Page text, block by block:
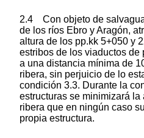
2.4 Con objeto de
de los ríos Ebro y Aragón,
altura de los pp.kk 5+050 y
estribos de los viaductos de
a una distancia mínima de
ribera, sin perjuicio de lo
condición 3.3. Durante la
estructuras se minimizará
ribera que en ningún caso
propia estructura.